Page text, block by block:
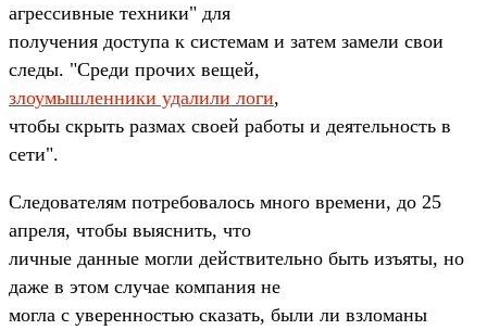
агрессивные техники" для
получения доступа к системам и затем замели свои
следы. "Среди прочих вещей,
злоумышленники удалили логи,
чтобы скрыть размах своей работы и деятельность в
сети".
Следователям потребовалось много времени, до 25
апреля, чтобы выяснить, что
личные данные могли действительно быть изъяты, но
даже в этом случае компания не
могла с уверенностью сказать, были ли взломаны